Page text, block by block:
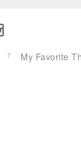
『 My Favorite